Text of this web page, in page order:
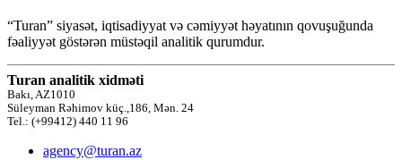
“Turan” siyasət, iqtisadiyyat və cəmiyyət həyatının qovuşuğunda
fəaliyyət göstərən müstəqil analitik qurumdur.
Turan analitik xidməti
Bakı, AZ1010
Süleyman Rəhimov küç.,186, Mən. 24
Tel.: (+99412) 440 11 96
agency@turan.az